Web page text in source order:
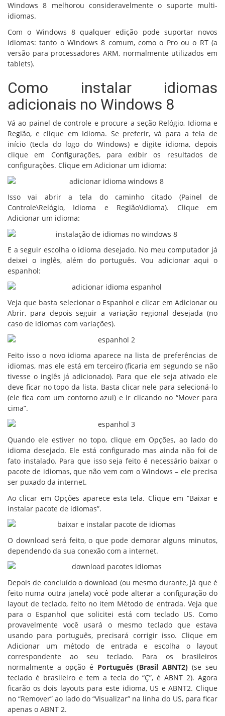
Windows 8 melhorou consideravelmente o suporte multi-
idiomas.
Com o Windows 8 qualquer edição pode suportar novos
idiomas: tanto o Windows 8 comum, como o Pro ou o RT (a
versão para processadores ARM, normalmente utilizados em
tablets).
Como instalar idiomas
adicionais no Windows 8
Vá ao painel de controle e procure a seção Relógio, Idioma e
Região, e clique em Idioma. Se preferir, vá para a tela de
início (tecla do logo do Windows) e digite idioma, depois
clique em Configurações, para exibir os resultados de
configurações. Clique em Adicionar um idioma:
Isso vai abrir a tela do caminho citado (Painel de
Controle\Relógio, Idioma e Região\Idioma). Clique em
Adicionar um idioma:
E a seguir escolha o idioma desejado. No meu computador já
deixei o inglês, além do português. Vou adicionar aqui o
espanhol:
Veja que basta selecionar o Espanhol e clicar em Adicionar ou
Abrir, para depois seguir a variação regional desejada (no
caso de idiomas com variações).
Feito isso o novo idioma aparece na lista de preferências de
idiomas, mas ele está em terceiro (ficaria em segundo se não
tivesse o inglês já adicionado). Para que ele seja ativado ele
deve ficar no topo da lista. Basta clicar nele para selecioná-lo
(ele fica com um contorno azul) e ir clicando no “Mover para
cima”.
Quando ele estiver no topo, clique em Opções, ao lado do
idioma desejado. Ele está configurado mas ainda não foi de
fato instalado. Para que isso seja feito é necessário baixar o
pacote de idiomas, que não vem com o Windows – ele precisa
ser puxado da internet.
Ao clicar em Opções aparece esta tela. Clique em “Baixar e
instalar pacote de idiomas”.
O download será feito, o que pode demorar alguns minutos,
dependendo da sua conexão com a internet.
Depois de concluído o download (ou mesmo durante, já que é
feito numa outra janela) você pode alterar a configuração do
layout de teclado, feito no item Método de entrada. Veja que
para o Espanhol que solicitei está com teclado US. Como
provavelmente você usará o mesmo teclado que estava
usando para português, precisará corrigir isso. Clique em
Adicionar um método de entrada e escolha o layout
correspondente ao seu teclado. Para os brasileiros
normalmente a opção é Português (Brasil ABNT2) (se seu
teclado é brasileiro e tem a tecla do “Ç”, é ABNT 2). Agora
ficarão os dois layouts para este idioma, US e ABNT2. Clique
no “Remover” ao lado do “Visualizar” na linha do US, para ficar
apenas o ABNT 2.